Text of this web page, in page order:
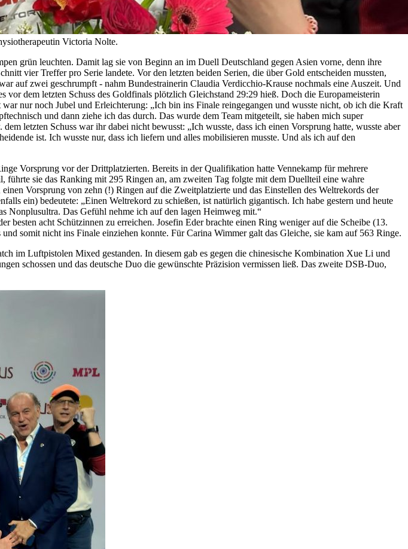
Victoria Nolte.
grün leuchten. Damit lag sie von Beginn an im Duell Deutschland gegen Asien vorne, denn ihre
vier Treffer pro Serie landete. Vor den letzten beiden Serien, die über Gold entscheiden mussten,
auf zwei geschrumpft - nahm Bundestrainerin Claudia Verdicchio-Krause nochmals eine Auszeit. Und
vor dem letzten Schuss des Goldfinals plötzlich Gleichstand 29:29 hieß. Doch die Europameisterin
nur noch Jubel und Erleichterung: „Ich bin ins Finale reingegangen und wusste nicht, ob ich die Kraft
und dann ziehe ich das durch. Das wurde dem Team mitgeteilt, sie haben mich super
letzten Schuss war ihr dabei nicht bewusst: „Ich wusste, dass ich einen Vorsprung hatte, wusste aber
ist. Ich wusste nur, dass ich liefern und alles mobilisieren musste. Und als ich auf den
Vorsprung vor der Drittplatzierten. Bereits in der Qualifikation hatte Vennekamp für mehrere
sie das Ranking mit 295 Ringen an, am zweiten Tag folgte mit dem Duellteil eine wahre
Vorsprung von zehn (!) Ringen auf die Zweitplatzierte und das Einstellen des Weltrekords der
ein) bedeutete: „Einen Weltrekord zu schießen, ist natürlich gigantisch. Ich habe gestern und heute
Nonplusultra. Das Gefühl nehme ich auf den lagen Heimweg mit.“
acht Schützinnen zu erreichen. Josefin Eder brachte einen Ring weniger auf die Scheibe (13.
somit nicht ins Finale einziehen konnte. Für Carina Wimmer galt das Gleiche, sie kam auf 563 Ringe.
im Luftpistolen Mixed gestanden. In diesem gab es gegen die chinesische Kombination Xue Li und
schossen und das deutsche Duo die gewünschte Präzision vermissen ließ. Das zweite DSB-Duo,